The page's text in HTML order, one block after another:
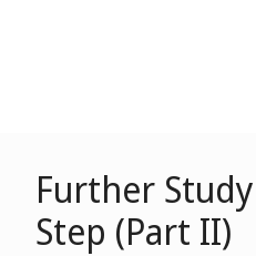
Further
Step (Part II)